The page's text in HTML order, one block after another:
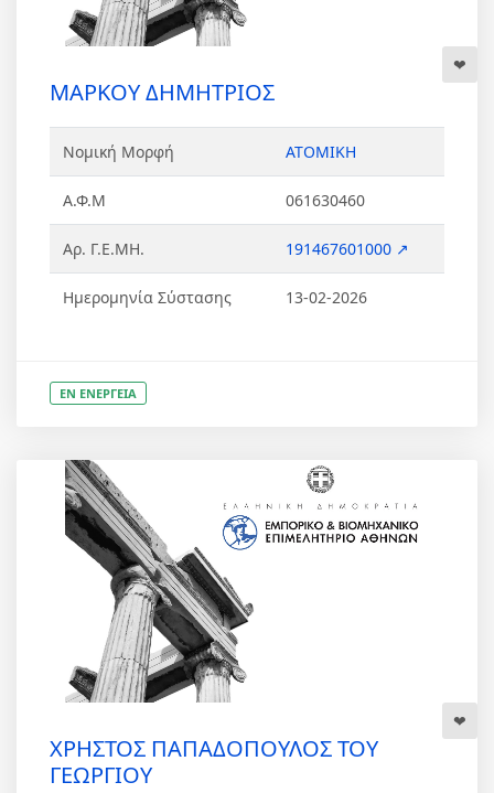
ΜΑΡΚΟΥ ΔΗΜΗΤΡΙΟΣ
Νομική Μορφή ΑΤΟΜΙΚΗ
Α.Φ.Μ 061630460
Αρ. Γ.Ε.ΜΗ. 191467601000 ↗
Ημερομηνία Σύστασης 13-02-2026
ΕΝ ΕΝΕΡΓΕΙΑ
ΧΡΗΣΤΟΣ ΠΑΠΑΔΟΠΟΥΛΟΣ ΤΟΥ
ΓΕΩΡΓΙΟΥ